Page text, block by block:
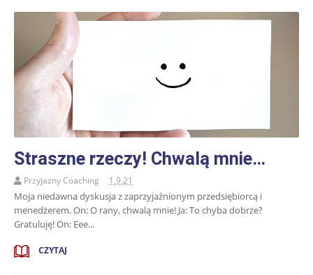
Straszne rzeczy! Chwalą mnie…
Przyjazny Coaching 1.9.21
Moja niedawna dyskusja z zaprzyjaźnionym przedsiębiorcą i
menedżerem. On: O rany, chwalą mnie! Ja: To chyba dobrze?
Gratuluję! On: Eee...
CZYTAJ